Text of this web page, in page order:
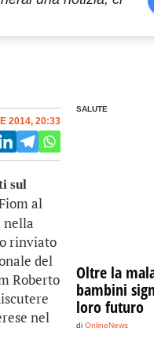
2014, 20:33
sul
al
nella
rinviato
del
Roberto
nel
SALUTE
Oltre la
bambini
loro futuro
di OnlineNews